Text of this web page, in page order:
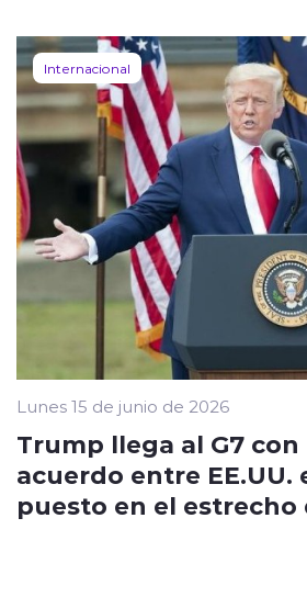
Internacional
Lunes 15 de junio de 2026
Trump llega al G7
acuerdo entre EE.UU.
puesto en el estrecho